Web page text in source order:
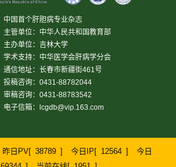
中国首个肝胆病专业杂志
主管单位：中华人民共和国教育部
主办单位：吉林大学
学术支持：中华医学会肝病学分会
通信地址：长春市新疆街461号
投稿咨询：0431-88782044
审稿咨询：0431-88783542
电子信箱：
lcgdb@vip.163.com
昨日PV[ 38789 ] 今日IP[ 12564 ]
今日